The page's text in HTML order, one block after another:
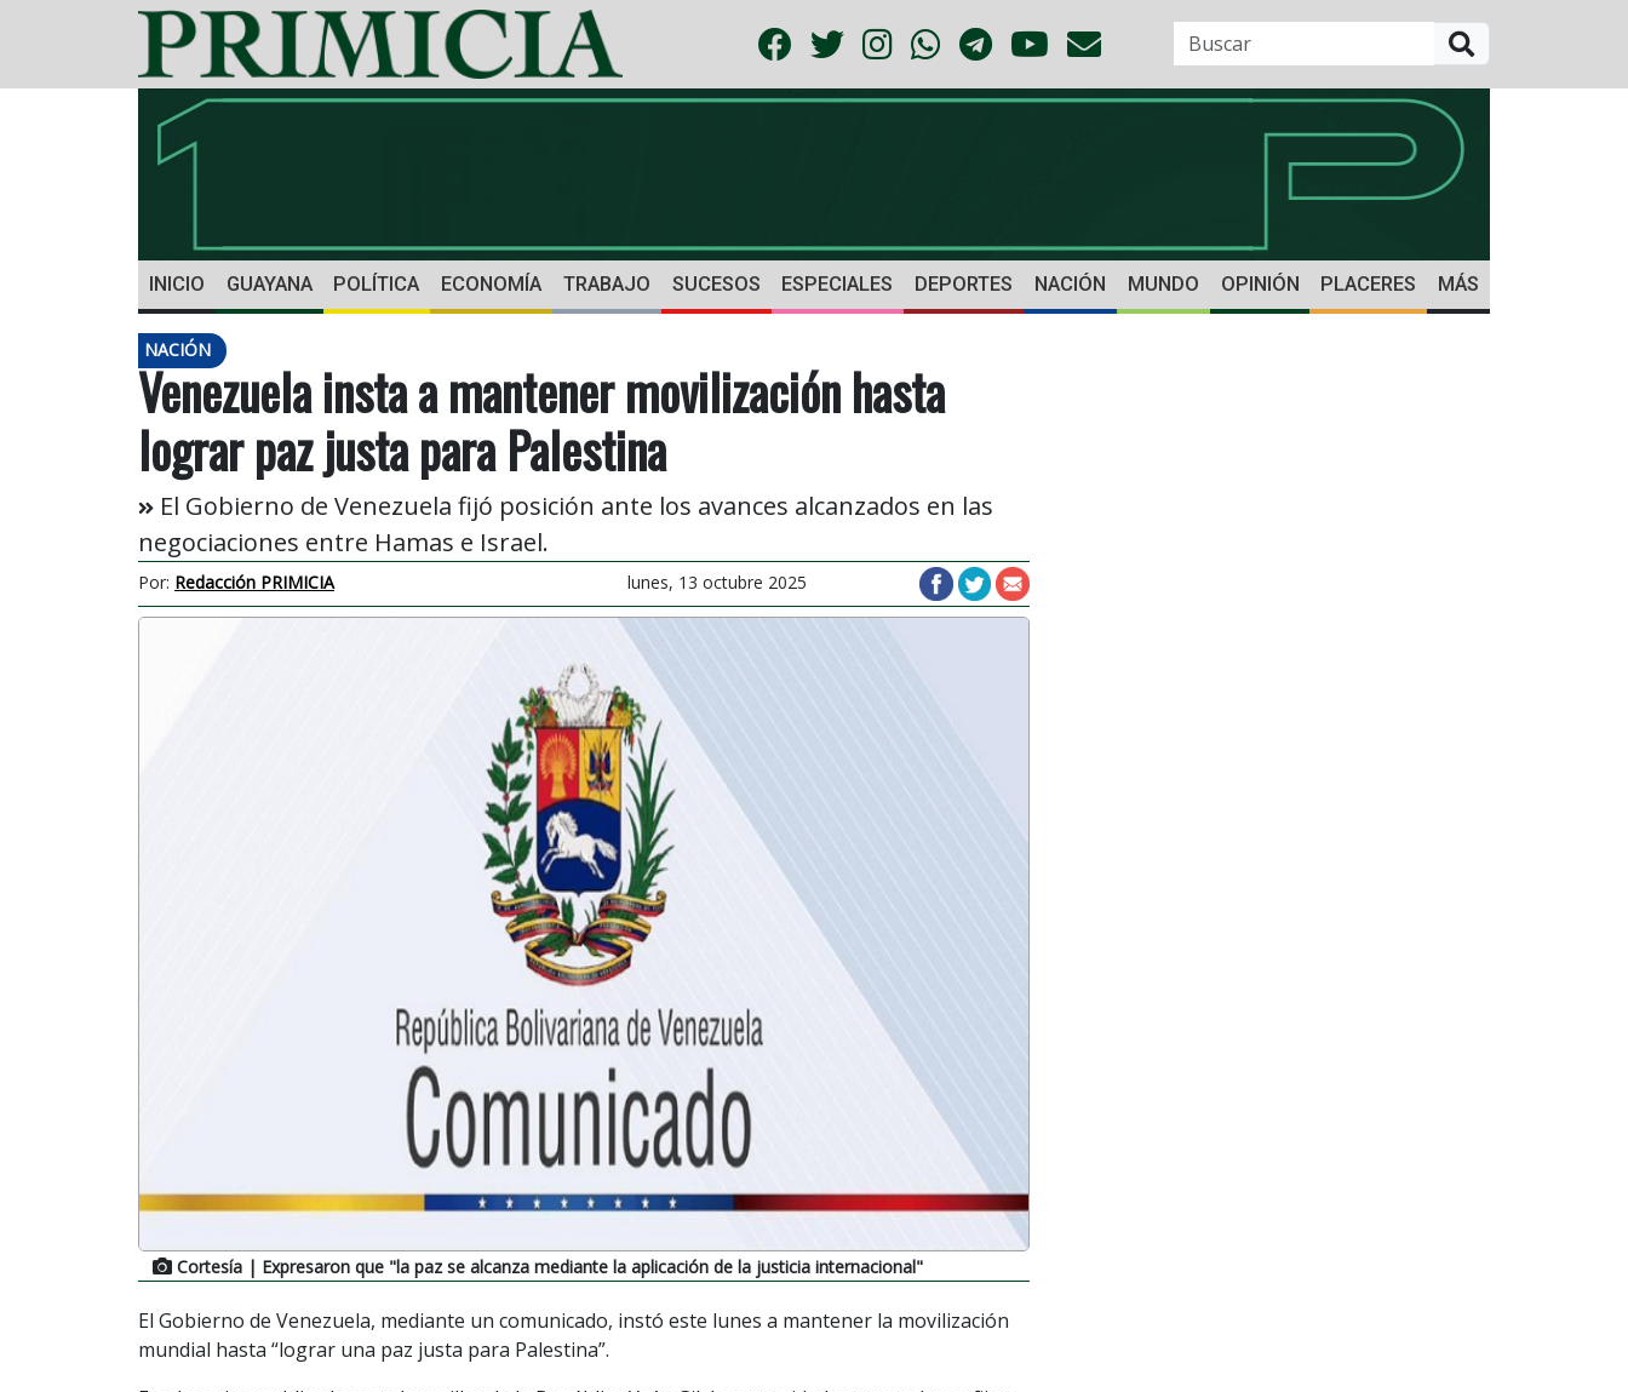
INICIO GUAYANA POLÍTICA ECONOMÍA TRABAJO SUCESOS ESPECIALES DEPORTES NACIÓN MUNDO OPINIÓN PLACERES MÁS
NACIÓN
Venezuela insta a mantener movilización hasta
lograr paz justa para Palestina
El Gobierno de Venezuela fijó posición ante los avances alcanzados en las
negociaciones entre Hamas e Israel.
Por: Redacción PRIMICIA lunes, 13 octubre 2025
Cortesía | Expresaron que "la paz se alcanza mediante la aplicación de la justicia internacional"
El Gobierno de Venezuela, mediante un comunicado, instó este lunes a mantener la movilización
mundial hasta “lograr una paz justa para Palestina”.